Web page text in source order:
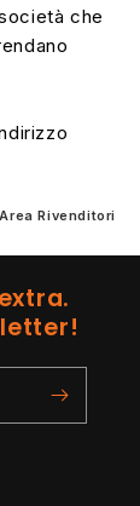
che
Area Rivenditori